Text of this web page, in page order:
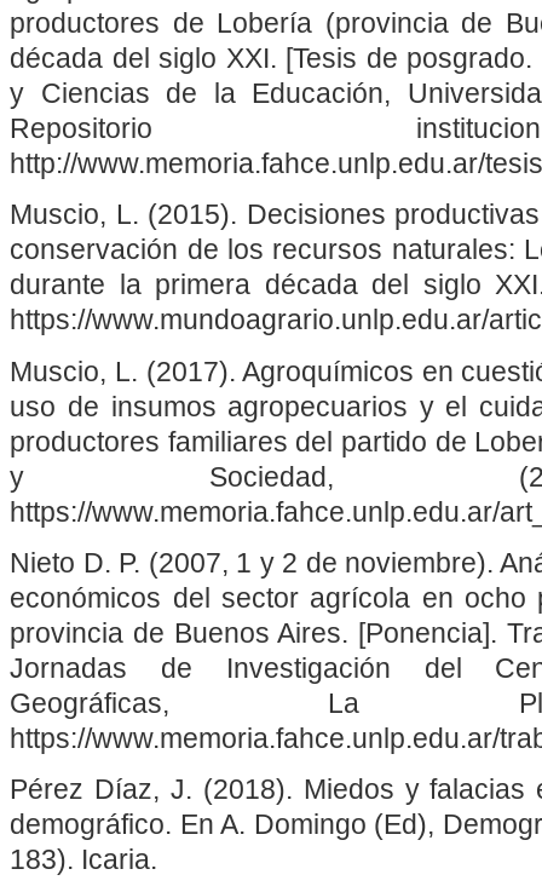
productores de Lobería (provincia de
década del siglo XXI. [Tesis de
y Ciencias de la Educación,
Repositorio
http://www.memoria.fahce.unlp.edu.ar/
Muscio, L. (2015). Decisiones
conservación de los recursos naturales:
durante la primera década del siglo
https://www.mundoagrario.unlp.edu.ar/
Muscio, L. (2017). Agroquímicos en
uso de insumos agropecuarios y el
productores familiares del partido de
y Sociedad,
https://www.memoria.fahce.unlp.edu.ar/
Nieto D. P. (2007, 1 y 2 de noviembre).
económicos del sector agrícola en
provincia de Buenos Aires. [Ponencia].
Jornadas de Investigación del
Geográficas, La
https://www.memoria.fahce.unlp.edu.ar/
Pérez Díaz, J. (2018). Miedos y falacias
demográfico. En A. Domingo (Ed),
183). Icaria.